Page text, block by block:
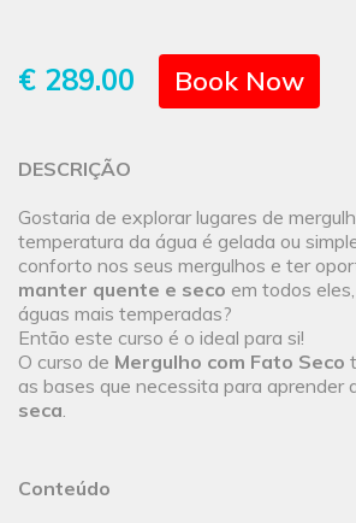
€ 289.00 Book Now
DESCRIÇÃO
Gostaria de explorar lugares de
temperatura da água é gelada ou
conforto nos seus mergulhos e ter
manter quente e seco em todos
águas mais temperadas?
Então este curso é o ideal para si!
O curso de Mergulho com Fato Seco
as bases que necessita para aprender
seca.
Conteúdo